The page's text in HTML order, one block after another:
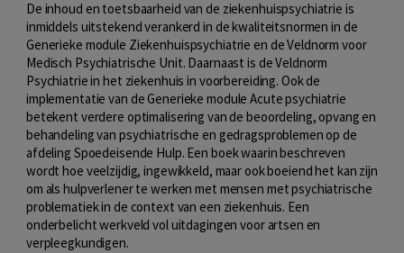
De inhoud en toetsbaarheid van de ziekenhuispsychiatrie is
inmiddels uitstekend verankerd in de kwaliteitsnormen in de
Generieke module Ziekenhuispsychiatrie en de Veldnorm voor
Medisch Psychiatrische Unit. Daarnaast is de Veldnorm
Psychiatrie in het ziekenhuis in voorbereiding. Ook de
implementatie van de Generieke module Acute psychiatrie
betekent verdere optimalisering van de beoordeling, opvang en
behandeling van psychiatrische en gedragsproblemen op de
afdeling Spoedeisende Hulp. Een boek waarin beschreven
wordt hoe veelzijdig, ingewikkeld, maar ook boeiend het kan zijn
om als hulpverlener te werken met mensen met psychiatrische
problematiek in de context van een ziekenhuis. Een
onderbelicht werkveld vol uitdagingen voor artsen en
verpleegkundigen.